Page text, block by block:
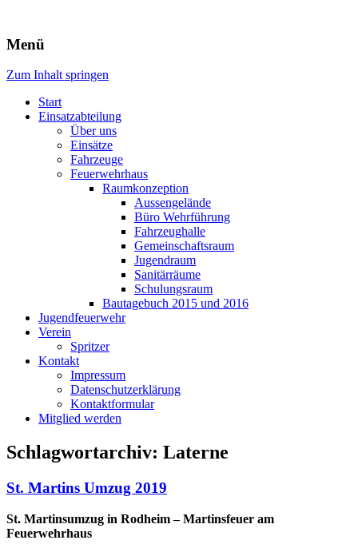
Freiwillige Feuerwehr Rodheim
v.d.H.
Menü
Zum Inhalt springen
Start
Einsatzabteilung
Über uns
Einsätze
Fahrzeuge
Feuerwehrhaus
Raumkonzeption
Aussengelände
Büro Wehrführung
Fahrzeughalle
Gemeinschaftsraum
Jugendraum
Sanitärräume
Schulungsraum
Bautagebuch 2015 und 2016
Jugendfeuerwehr
Verein
Spritzer
Kontakt
Impressum
Datenschutzerklärung
Kontaktformular
Mitglied werden
Schlagwortarchiv: Laterne
St. Martins Umzug 2019
St. Martinsumzug in Rodheim – Martinsfeuer am
Feuerwehrhaus